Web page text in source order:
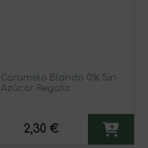
Caramelo Blando 0% Sin
Azúcar Regaliz
2,30 €